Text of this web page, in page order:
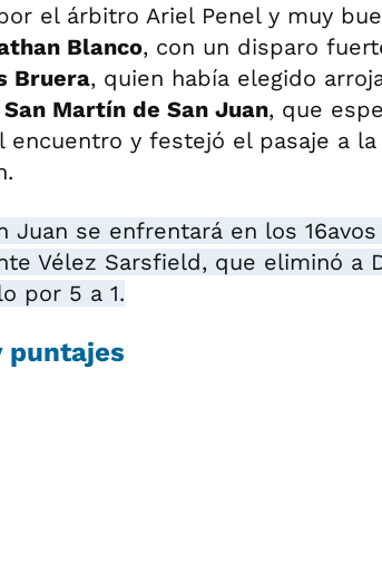
el árbitro Ariel Penel y muy
Blanco, con un disparo
Bruera, quien había elegido
San Martín de San Juan, que
encuentro y festejó el pasaje a la
Juan se enfrentará en los
Vélez Sarsfield, que eliminó a
por 5 a 1.
puntajes